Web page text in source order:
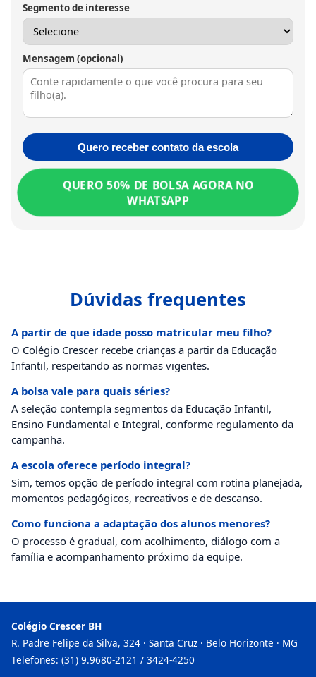
Segmento de interesse
Mensagem (opcional)
Quero receber contato da escola
QUERO 50% DE BOLSA AGORA NO
WHATSAPP
Dúvidas frequentes
A partir de que idade posso matricular meu filho?
O Colégio Crescer recebe crianças a partir da Educação
Infantil, respeitando as normas vigentes.
A bolsa vale para quais séries?
A seleção contempla segmentos da Educação Infantil,
Ensino Fundamental e Integral, conforme regulamento da
campanha.
A escola oferece período integral?
Sim, temos opção de período integral com rotina planejada,
momentos pedagógicos, recreativos e de descanso.
Como funciona a adaptação dos alunos menores?
O processo é gradual, com acolhimento, diálogo com a
família e acompanhamento próximo da equipe.
Colégio Crescer BH
R. Padre Felipe da Silva, 324 · Santa Cruz · Belo Horizonte · MG
Telefones: (31) 9.9680-2121 / 3424-4250